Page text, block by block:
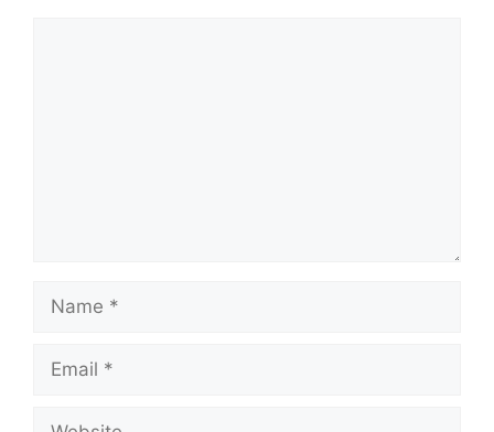
Name
Email
Website